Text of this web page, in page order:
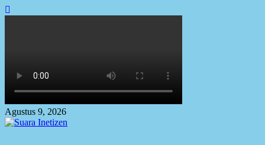
Skip
Agustus 9, 2026